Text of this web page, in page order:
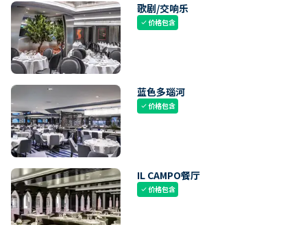
歌剧/交响乐
check价格包含
蓝色多瑙河
check价格包含
IL CAMPO餐厅
check价格包含